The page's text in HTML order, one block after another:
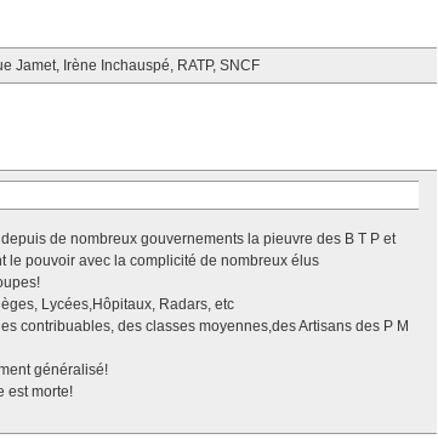
Jamet, Irène Inchauspé, RATP, SNCF
de nombreux gouvernements la pieuvre des B T P et
le pouvoir avec la complicité de nombreux élus
Lycées,Hôpitaux, Radars, etc
contribuables, des classes moyennes,des Artisans des P M
généralisé!
est morte!